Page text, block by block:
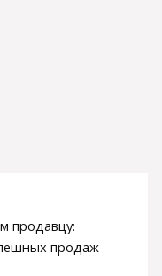
продавцу:
продаж